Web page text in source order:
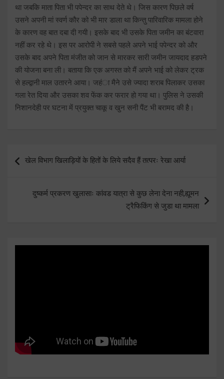
था जबकि माता पिता भी पपेन्दर का साथ देते थे। जिस कारण पिछले वर्ष
उसने अपनी मां स्वर्ण कौर को भी मार डाला था किन्तु पारिवारिक मामला होने
के कारण वह बात दबा दी गयी। इसके बाद भी उसके पिता जमीन का बंटवारा
नहीं कर रहे थे। इस पर आरोपी ने सबसे पहले अपने भाई पपेन्दर को और
उसके बाद अपने पिता मंजीत को जान से मारकर सारी जमीन जायदाद हडपने
की योजना बना ली। बताया कि एक अगस्त को मैं अपने भाई को लेकर ट्रक
से हल्द्वानी माल उतारने आया। जहंा मैने उसे ज्यादा शराब पिलाकर उसका
गला रेत दिया और उसका शव फेंक कर फरार हो गया था। पुलिस ने उसकी
निशानदेही पर घटना में प्रयुक्त चाकू व खुन सनी पैंट भी बरामद की है।
navigation
खेल विभाग खिलाड़ियों के हितों के लिये सदैव हैं तत्परः रेखा आर्या
दुष्कर्म प्रकरण खुलासाः कांवड यात्रा से कुछ लेना देना नही,ह्यूमन
ट्रैफिकिंग से जुडा था मामला